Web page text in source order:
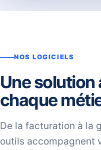
NOS LOGICIELS
Une solution
chaque
De la facturation à la
outils accompagnent